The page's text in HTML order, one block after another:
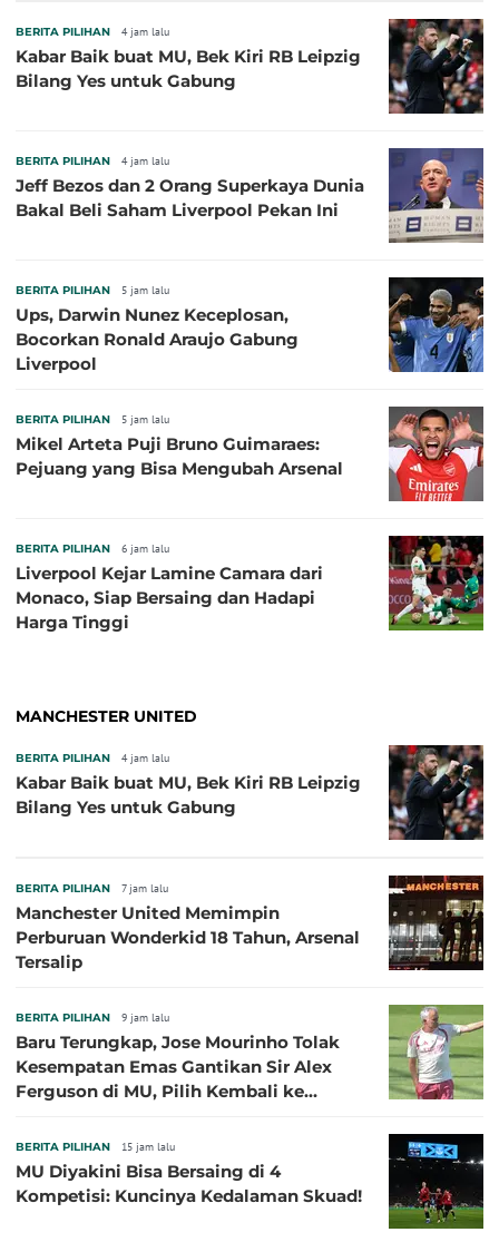
BERITA PILIHAN 4 jam lalu
Kabar Baik buat MU, Bek Kiri RB Leipzig
Bilang Yes untuk Gabung
BERITA PILIHAN 4 jam lalu
Jeff Bezos dan 2 Orang Superkaya Dunia
Bakal Beli Saham Liverpool Pekan Ini
BERITA PILIHAN 5 jam lalu
Ups, Darwin Nunez Keceplosan,
Bocorkan Ronald Araujo Gabung
Liverpool
BERITA PILIHAN 5 jam lalu
Mikel Arteta Puji Bruno Guimaraes:
Pejuang yang Bisa Mengubah Arsenal
BERITA PILIHAN 6 jam lalu
Liverpool Kejar Lamine Camara dari
Monaco, Siap Bersaing dan Hadapi
Harga Tinggi
MANCHESTER UNITED
BERITA PILIHAN 4 jam lalu
Kabar Baik buat MU, Bek Kiri RB Leipzig
Bilang Yes untuk Gabung
BERITA PILIHAN 7 jam lalu
Manchester United Memimpin
Perburuan Wonderkid 18 Tahun, Arsenal
Tersalip
BERITA PILIHAN 9 jam lalu
Baru Terungkap, Jose Mourinho Tolak
Kesempatan Emas Gantikan Sir Alex
Ferguson di MU, Pilih Kembali ke
BERITA PILIHAN 15 jam lalu
MU Diyakini Bisa Bersaing di 4
Kompetisi: Kuncinya Kedalaman Skuad!